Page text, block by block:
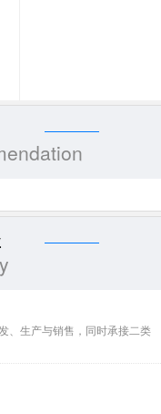
、生产与销售，同时承接二类